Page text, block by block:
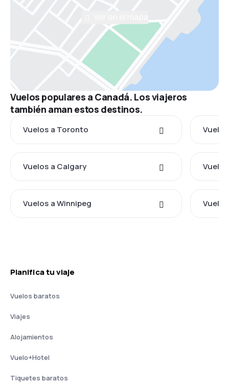
Vuelos populares a Canadá. Los viajeros
también aman estos destinos.
Vuelos a Toronto
Vuelos a Calgary
Vuelos a Winnipeg
Planifica tu viaje
Vuelos baratos
Viajes
Alojamientos
Vuelo+Hotel
Tiquetes baratos